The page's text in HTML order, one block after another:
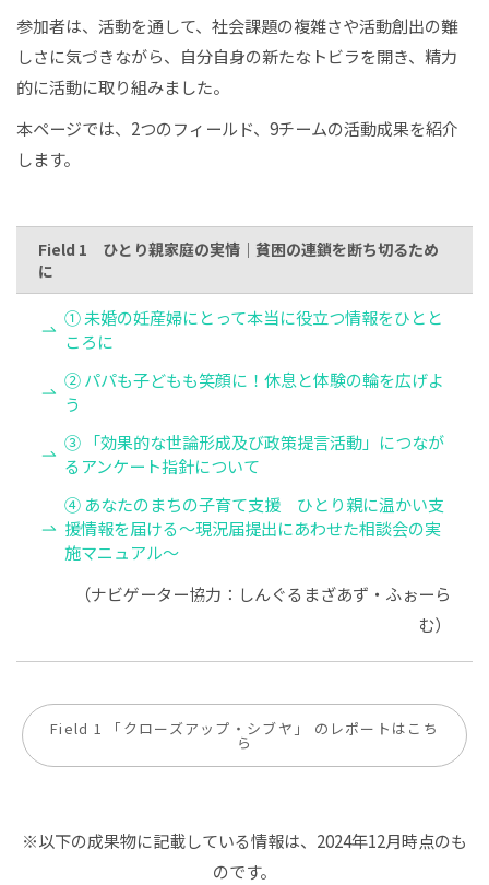
参加者は、活動を通して、社会課題の複雑さや活動創出の難
しさに気づきながら、自分自身の新たなトビラを開き、精力
的に活動に取り組みました。
本ページでは、2つのフィールド、9チームの活動成果を紹介
します。
Field 1 ひとり親家庭の実情｜貧困の連鎖を断ち切るため
に
① 未婚の妊産婦にとって本当に役立つ情報をひとと
ころに
② パパも子どもも笑顔に！休息と体験の輪を広げよ
う
③ 「効果的な世論形成及び政策提言活動」につなが
るアンケート指針について
④ あなたのまちの子育て支援 ひとり親に温かい支
援情報を届ける～現況届提出にあわせた相談会の実
施マニュアル～
（ナビゲーター協力：しんぐるまざあず・ふぉーら
む）
Field 1 「クローズアップ・シブヤ」 のレポートはこち
ら
※以下の成果物に記載している情報は、2024年12月時点のも
のです。